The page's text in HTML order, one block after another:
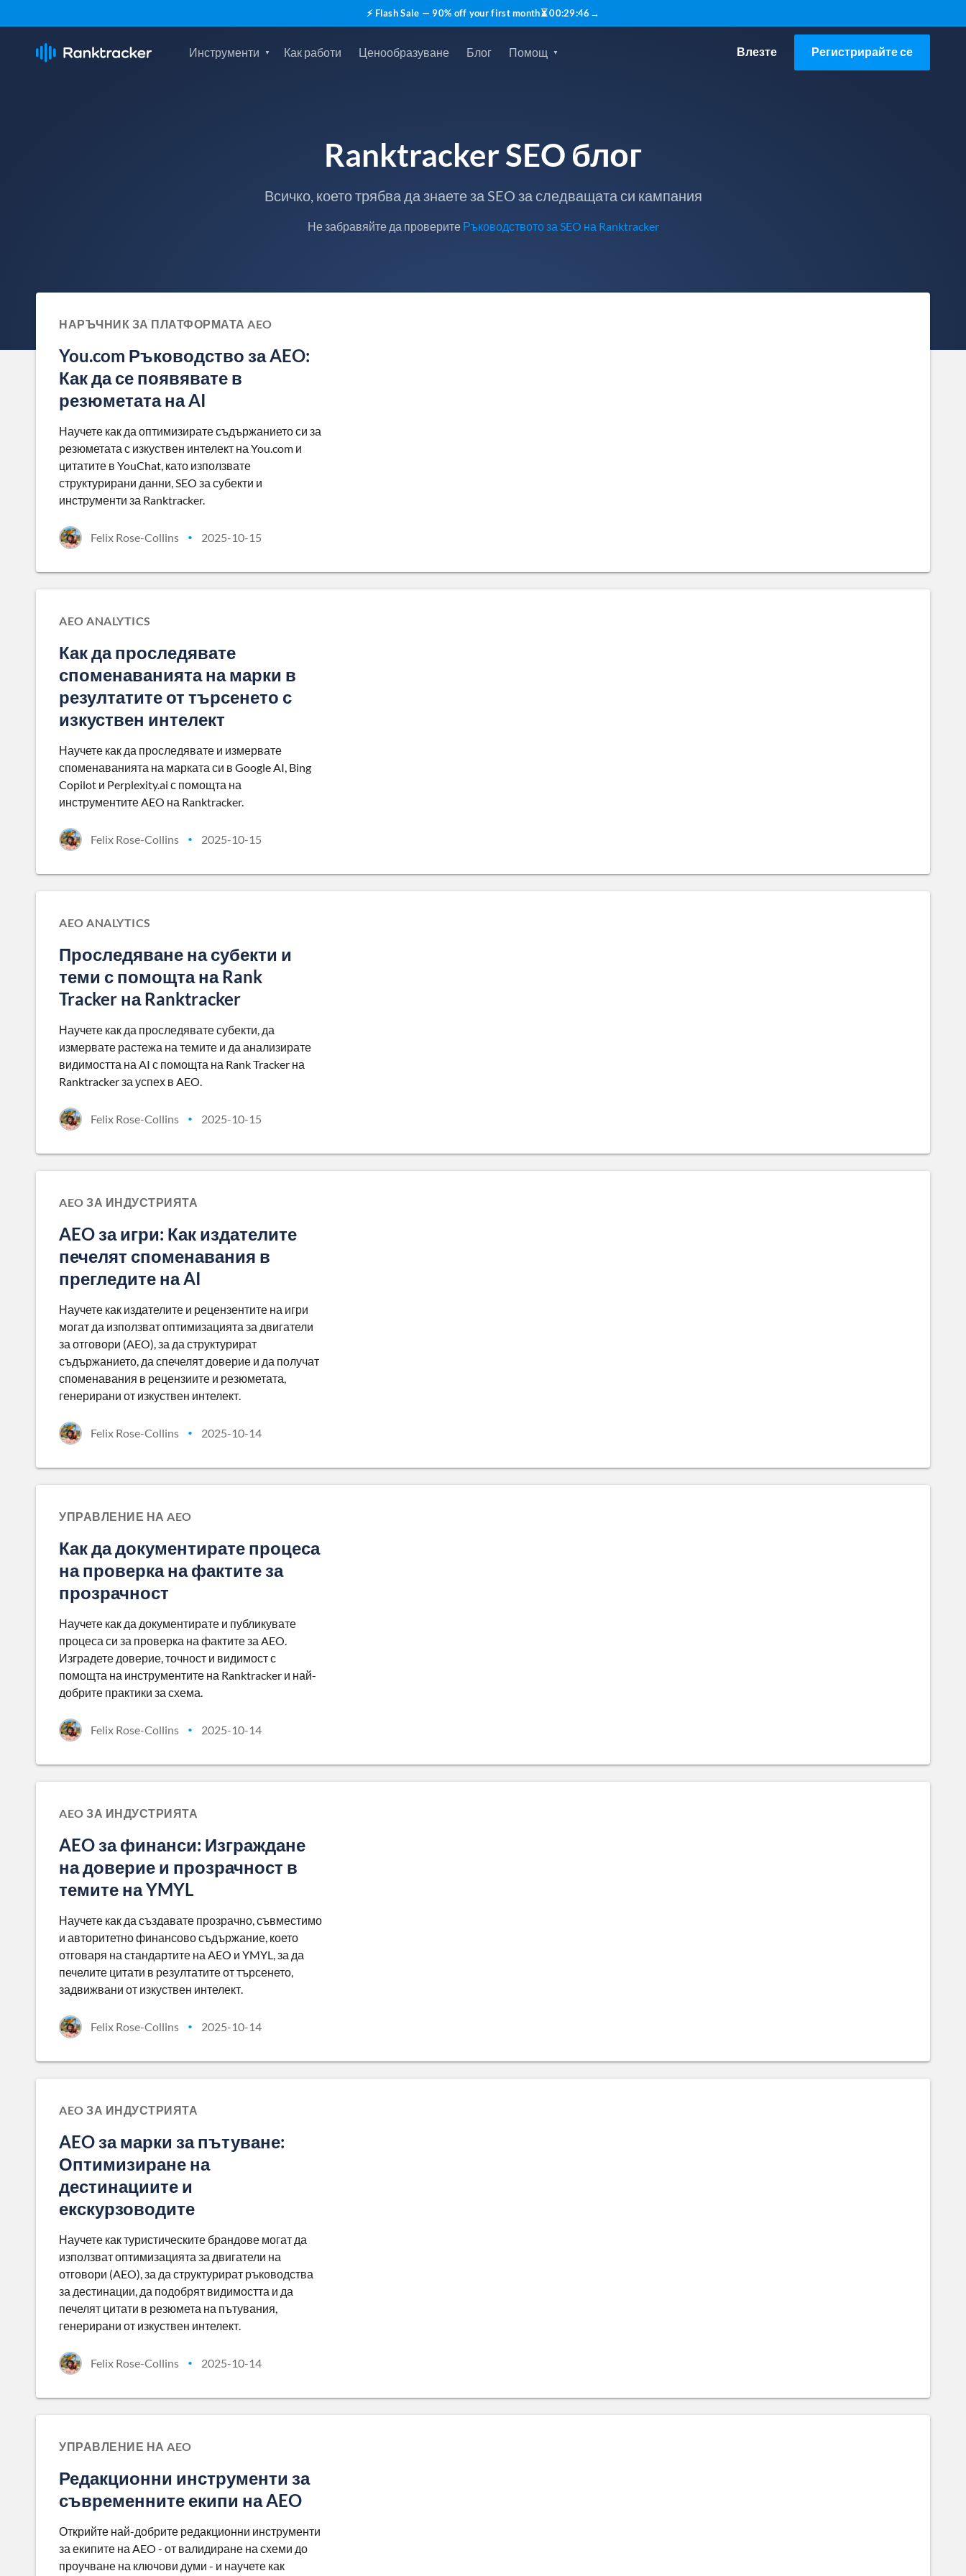
⚡ Flash Sale — 90% off your first month⏳00:29:45 →
Инструменти Как работи Ценообразуване Блог Помощ Влезте Регистрирайте се
Ranktracker SEO блог
Всичко, което трябва да знаете за SEO за следващата си кампания
Не забравяйте да проверите Ръководството за SEO на Ranktracker
НАРЪЧНИК ЗА ПЛАТФОРМАТА AEO
You.com Ръководство за AEO:
Как да се появявате в
резюметата на AI
Научете как да оптимизирате съдържанието си за
резюметата с изкуствен интелект на You.com и
цитатите в YouChat, като използвате
структурирани данни, SEO за субекти и
инструменти за Ranktracker.
Felix Rose-Collins • 2025-10-15
AEO ANALYTICS
Как да проследявате
споменаванията на марки в
резултатите от търсенето с
изкуствен интелект
Научете как да проследявате и измервате
споменаванията на марката си в Google AI, Bing
Copilot и Perplexity.ai с помощта на
инструментите AEO на Ranktracker.
Felix Rose-Collins • 2025-10-15
AEO ANALYTICS
Проследяване на субекти и
теми с помощта на Rank
Tracker на Ranktracker
Научете как да проследявате субекти, да
измервате растежа на темите и да анализирате
видимостта на AI с помощта на Rank Tracker на
Ranktracker за успех в AEO.
Felix Rose-Collins • 2025-10-15
AEO ЗА ИНДУСТРИЯТА
AEO за игри: Как издателите
печелят споменавания в
прегледите на AI
Научете как издателите и рецензентите на игри
могат да използват оптимизацията за двигатели
за отговори (AEO), за да структурират
съдържанието, да спечелят доверие и да получат
споменавания в рецензиите и резюметата,
генерирани от изкуствен интелект.
Felix Rose-Collins • 2025-10-14
УПРАВЛЕНИЕ НА AEO
Как да документирате процеса
на проверка на фактите за
прозрачност
Научете как да документирате и публикувате
процеса си за проверка на фактите за AEO.
Изградете доверие, точност и видимост с
помощта на инструментите на Ranktracker и най-
добрите практики за схема.
Felix Rose-Collins • 2025-10-14
AEO ЗА ИНДУСТРИЯТА
AEO за финанси: Изграждане
на доверие и прозрачност в
темите на YMYL
Научете как да създавате прозрачно, съвместимо
и авторитетно финансово съдържание, което
отговаря на стандартите на AEO и YMYL, за да
печелите цитати в резултатите от търсенето,
задвижвани от изкуствен интелект.
Felix Rose-Collins • 2025-10-14
AEO ЗА ИНДУСТРИЯТА
AEO за марки за пътуване:
Оптимизиране на
дестинациите и
екскурзоводите
Научете как туристическите брандове могат да
използват оптимизацията за двигатели на
отговори (AEO), за да структурират ръководства
за дестинации, да подобрят видимостта и да
печелят цитати в резюмета на пътувания,
генерирани от изкуствен интелект.
Felix Rose-Collins • 2025-10-14
УПРАВЛЕНИЕ НА AEO
Редакционни инструменти за
съвременните екипи на AEO
Открийте най-добрите редакционни инструменти
за екипите на AEO - от валидиране на схеми до
проучване на ключови думи - и научете как